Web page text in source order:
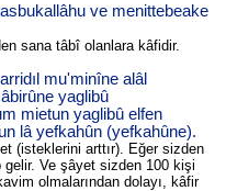
ve menittebeake
sana tâbî olanlara kâfidir.
mu'minîne alâl
yaglibû
mietun yaglibû elfen
lâ yefkahûn (yefkahûne).
(isteklerini arttır). Eğer sizden
gelir. Ve şâyet sizden 100 kişi
olmalarından dolayı, kâfir